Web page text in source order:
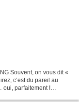
Souvent, on vous dit «
c’est du pareil au
oui, parfaitement !